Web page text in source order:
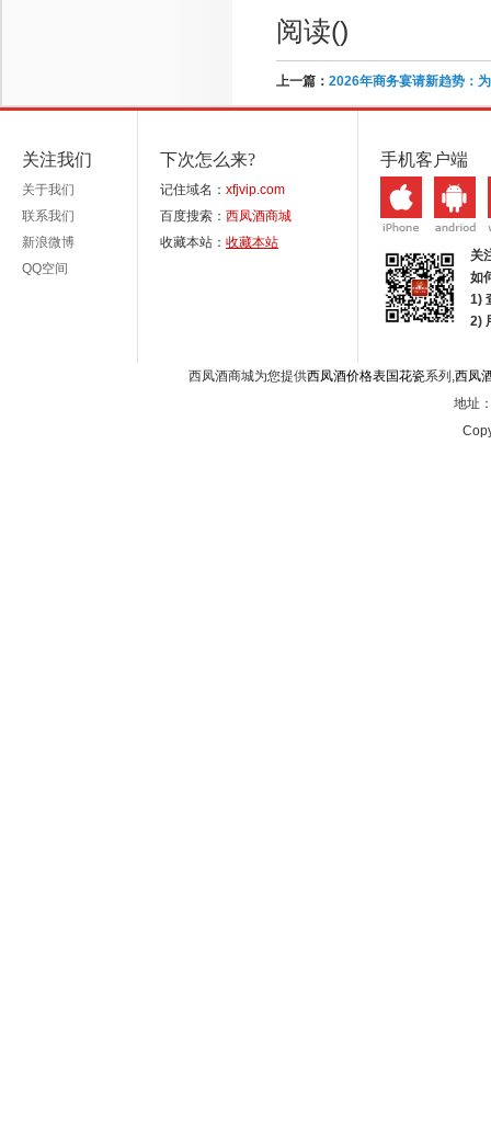
阅读()
上一篇： 2026年商务宴请新趋势：
关注我们
关于我们
联系我们
新浪微博
QQ空间
下次怎么来?
记住域名： xfjvip.com
百度搜索： 西凤酒商城
收藏本站： 收藏本站
手机客户端
关
如
1)
2)
西凤酒商城为您提供西凤酒价格表国花瓷系列,西凤
地址